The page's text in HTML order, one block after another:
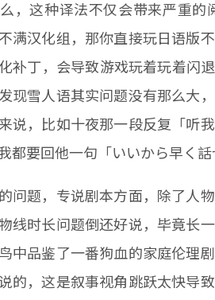
，这种译法不仅会带来严重
满汉化组，那你直接玩日语版
补丁，会导致游戏玩着玩着闪
现雪人语其实问题没有那么大
说，比如十夜那一段反复「听
都要回他一句「いいから早く話
问题，专说剧本方面，除了人
线时长问题倒还好说，毕竟长
中品鉴了一番狗血的家庭伦理
的，这是叙事视角跳跃太快导